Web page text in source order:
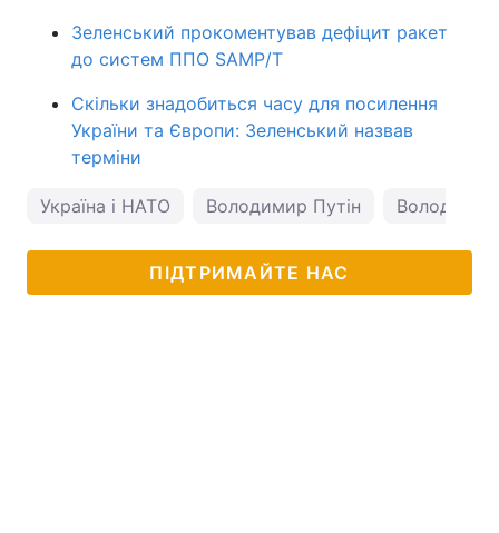
Зеленський прокоментував дефіцит ракет
до систем ППО SAMP/T
Скільки знадобиться часу для посилення
України та Європи: Зеленський назвав
терміни
Україна і НАТО Володимир Путін
ПІДТРИМАЙТЕ НАС